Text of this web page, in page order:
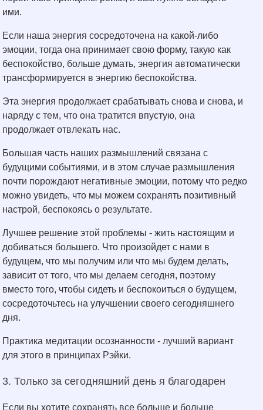
ими.
Если наша энергия сосредоточена на какой-либо
эмоции, тогда она принимает свою форму, такую как
беспокойство, больше думать, энергия автоматически
трансформируется в энергию беспокойства.
Эта энергия продолжает срабатывать снова и снова, и
наряду с тем, что она тратится впустую, она
продолжает отвлекать нас.
Большая часть наших размышлений связана с
будущими событиями, и в этом случае размышления
почти порождают негативные эмоции, потому что редко
можно увидеть, что мы можем сохранять позитивный
настрой, беспокоясь о результате.
Лучшее решение этой проблемы - жить настоящим и
добиваться большего. Что произойдет с нами в
будущем, что мы получим или что мы будем делать,
зависит от того, что мы делаем сегодня, поэтому
вместо того, чтобы сидеть и беспокоиться о будущем,
сосредоточьтесь на улучшении своего сегодняшнего
дня.
Практика медитации осознанности - лучший вариант
для этого в принципах Рэйки.
3. Только за сегодняшний день я благодарен
Если вы хотите сохранять все больше и больше